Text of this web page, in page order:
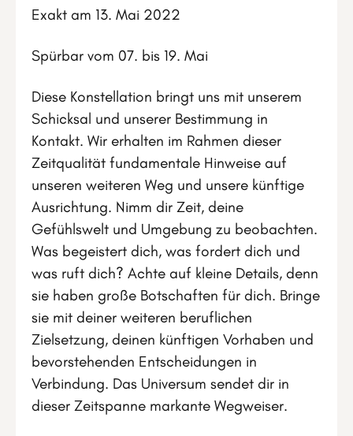
Exakt am 13. Mai 2022
Spürbar vom 07. bis 19. Mai
Diese Konstellation bringt uns mit unserem
Schicksal und unserer Bestimmung in
Kontakt. Wir erhalten im Rahmen dieser
Zeitqualität fundamentale Hinweise auf
unseren weiteren Weg und unsere künftige
Ausrichtung. Nimm dir Zeit, deine
Gefühlswelt und Umgebung zu beobachten.
Was begeistert dich, was fordert dich und
was ruft dich? Achte auf kleine Details, denn
sie haben große Botschaften für dich. Bringe
sie mit deiner weiteren beruflichen
Zielsetzung, deinen künftigen Vorhaben und
bevorstehenden Entscheidungen in
Verbindung. Das Universum sendet dir in
dieser Zeitspanne markante Wegweiser.